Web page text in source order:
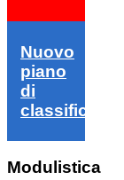
Nuovo
piano
di
classifica
Modulistica